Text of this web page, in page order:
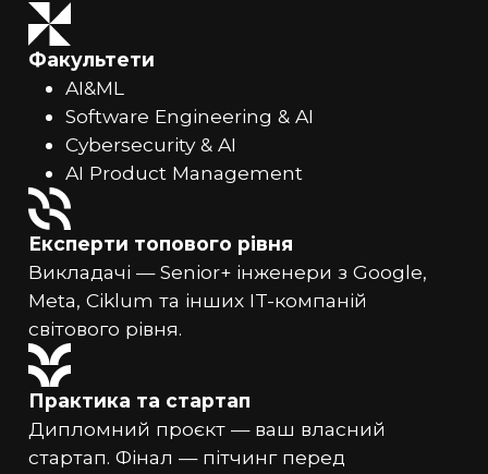
Факультети
AI&ML
Software Engineering & AI
Cybersecurity & AI
AI Product Management
Експерти топового рівня
Викладачі — Senior+ інженери з Google,
Meta, Ciklum та інших IT-компаній
світового рівня.
Практика та стартап
Дипломний проєкт — ваш власний
стартап. Фінал — пітчинг перед